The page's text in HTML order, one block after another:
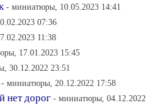
- миниатюры, 10.05.2023 14:41
07:36
11:38
17.01.2023 15:45
30.12.2022 23:51
- миниатюры, 20.12.2022 17:58
нет дорог - миниатюры, 04.12.2022